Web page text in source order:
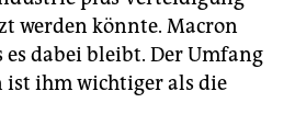
werden könnte. Macron
dabei bleibt. Der Umfang
ist ihm wichtiger als die